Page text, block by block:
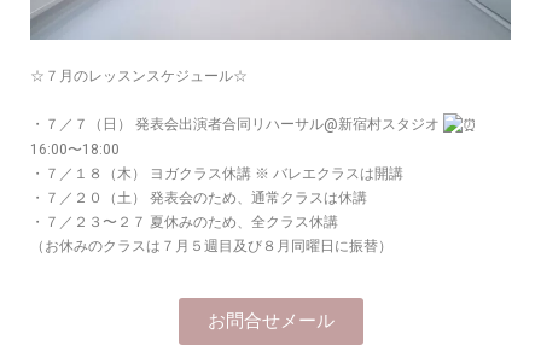
☆７月のレッスンスケジュール☆
・７／７（日） 発表会出演者合同リハーサル@新宿村スタジオ
16:00〜18:00
・７／１８（木） ヨガクラス休講 ※ バレエクラスは開講
・７／２０（土） 発表会のため、通常クラスは休講
・７／２３〜２７ 夏休みのため、全クラス休講
（お休みのクラスは７月５週目及び８月同曜日に振替）
お問合せメール